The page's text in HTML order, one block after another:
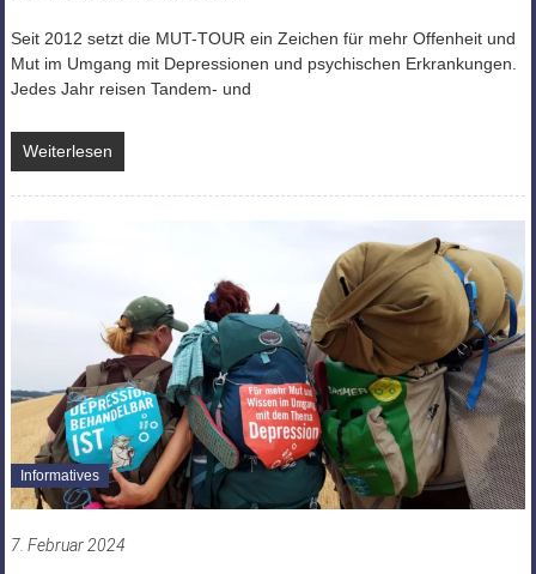
Seit 2012 setzt die MUT-TOUR ein Zeichen für mehr Offenheit und
Mut im Umgang mit Depressionen und psychischen Erkrankungen.
Jedes Jahr reisen Tandem- und
Weiterlesen
Informatives
7. Februar 2024